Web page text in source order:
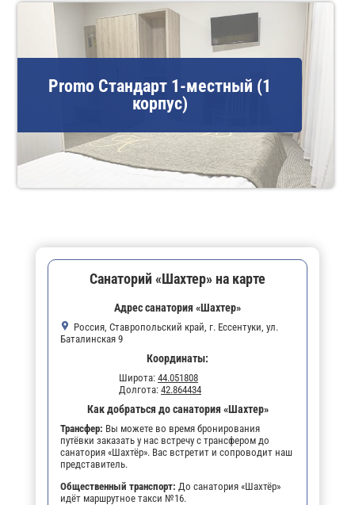
Promo Стандарт 1-местный (1
корпус)
Санаторий «Шахтер» на карте
Адрес санатория «Шахтер»
Россия, Ставропольский край, г. Ессентуки, ул.
Баталинская 9
Координаты:
Широта: 44.051808
Долгота: 42.864434
Как добраться до санатория «Шахтер»
Трансфер: Вы можете во время бронирования
путёвки заказать у нас встречу с трансфером до
санатория «Шахтёр». Вас встретит и сопроводит наш
представитель.
Общественный транспорт: До санатория «Шахтёр»
идёт маршрутное такси №16.